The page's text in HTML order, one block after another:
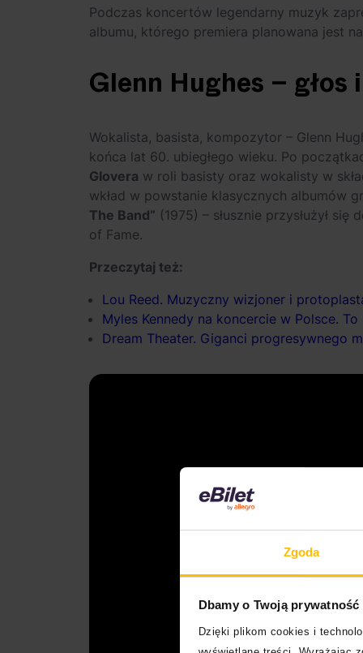
Zgoda
Dbamy o Twoją prywatność
Dzięki plikom cookies i
Podczas koncertów legendarny muzyk
albumu, którego premiera planowana jest
Glenn Hughes –
Wokalista, basista, kompozytor – Glenn
końca lat 60. ubiegłego wieku. Po
Glovera w roli basisty oraz wokalisty w
wkład w powstanie klasycznych albumów
The Band” (1975) – słusznie przysłużył
of Fame.
Przeczytaj też:
Lou Reed. Muzyczny wizjoner i
Myles Kennedy na koncercie w Polsce.
Dream Theater. Giganci progresywnego